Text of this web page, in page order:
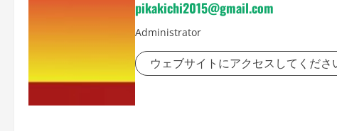
pikakichi2015@gmail.com
Administrator
ウェブサイトにアクセスしてくださ